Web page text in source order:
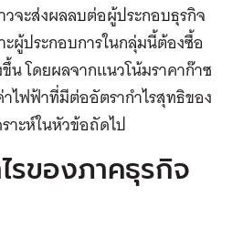
วจะส่งผลลบต่อผู้ประกอบธุรกิจ
ะผู้ประกอบการในกลุ่มนี้ต้องซื้อ
น โดยผลจากแนวโน้มราคาก๊าซ
ไฟฟ้าที่มีต่ออัตรากำไรสุทธิของ
าะห์ในหัวข้อถัดไป
รของภาคธุรกิจ